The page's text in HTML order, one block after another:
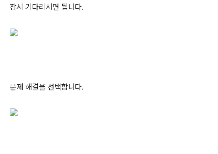
잠시 기다리시면 됩니다.
문제 해결을 선택합니다.